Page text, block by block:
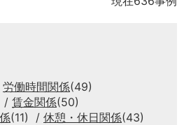
労働時間関係(49)
賃金関係(50)
(11) 休憩・休日関係(43)